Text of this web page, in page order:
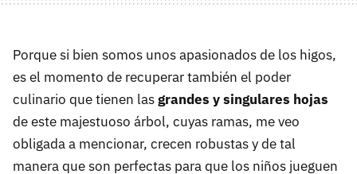
Porque si bien somos unos apasionados de los higos,
es el momento de recuperar también el poder
culinario que tienen lasgrandes y singulares hojas
de este majestuoso árbol, cuyas ramas, me veo
obligada a mencionar, crecen robustas y de tal
manera que son perfectas para que los niños jueguen